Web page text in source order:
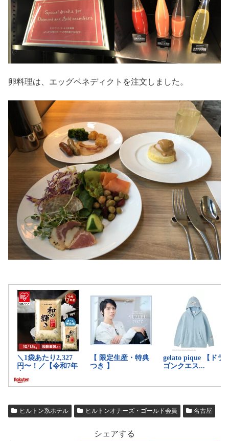
卵料理は、エッグベネディクトを注文しました。
ヒルトン系ホテル ヒルトンオナーズ・ゴールド会員 名古屋
シェアする